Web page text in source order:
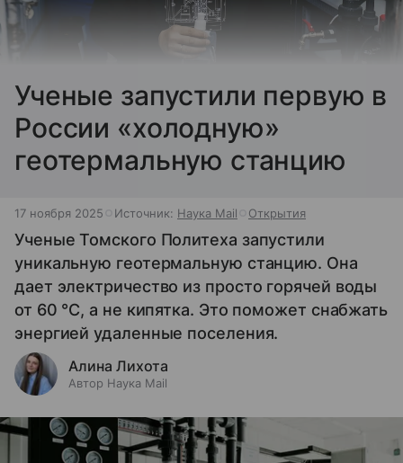
Ученые запустили первую в
России «холодную»
геотермальную станцию
17 ноября 2025 Источник: Наука Mail Открытия
Ученые Томского Политеха запустили
уникальную геотермальную станцию. Она
дает электричество из просто горячей воды
от 60 °C, а не кипятка. Это поможет снабжать
энергией удаленные поселения.
Алина Лихота
Автор Наука Mail